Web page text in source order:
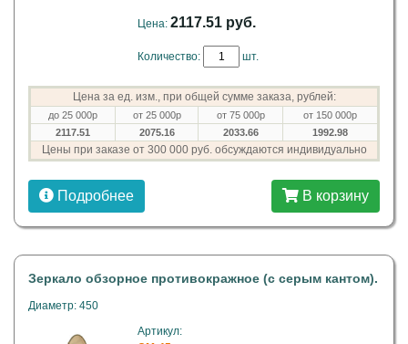
Цена: 2117.51 руб.
Количество: шт.
Цена за ед. изм., при общей сумме заказа, рублей:
до 25 000р от 25 000р от 75 000р
от 150 000р
2117.51
2075.16 2033.66 1992.98
Цены при заказе от 300 000 руб. обсуждаются индивидуально
Подробнее В корзину
Зеркало обзорное противокражное (с серым кантом).
Диаметр: 450
Артикул: